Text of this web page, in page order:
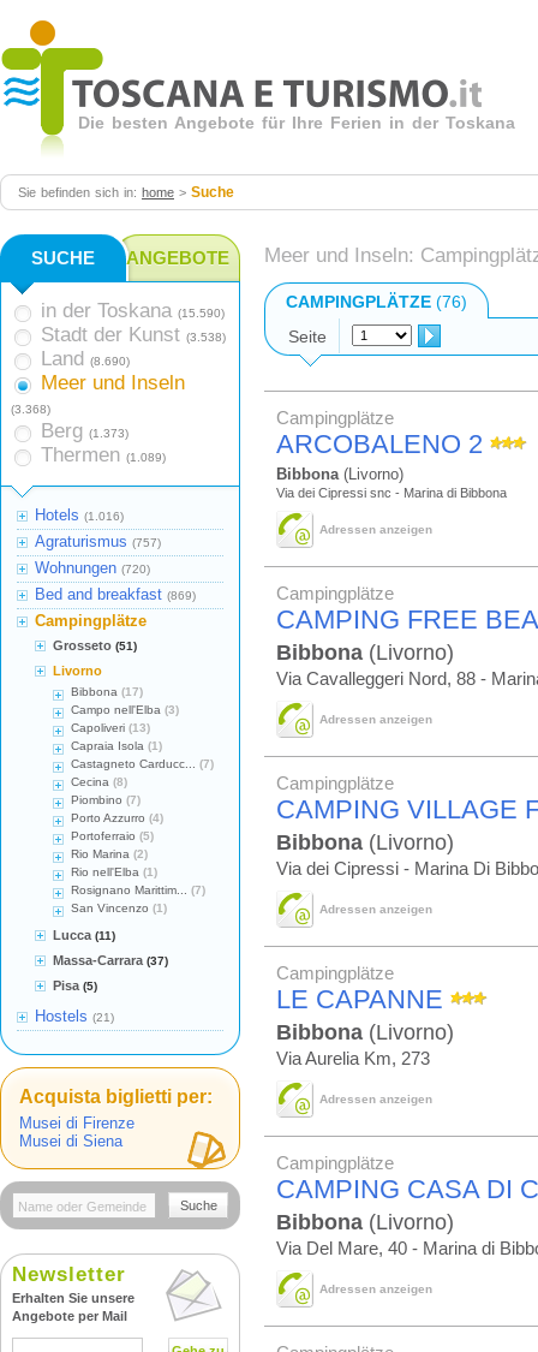
Die besten Angebote für Ihre Ferien in der Toskana
Sie befinden sich in: home > Suche
Meer und Inseln:
CAMPINGPLÄTZE (76)
Seite
Campingplätze
ARCOBALENO 2
Bibbona(Livorno)
Via dei Cipressi snc - Marina di Bibbona
Adressen anzeigen
Campingplätze
CAMPING FREE
Bibbona (Livorno)
Via Cavalleggeri Nord, 88 -
Adressen anzeigen
Campingplätze
CAMPING VILLAGE
Bibbona (Livorno)
Via dei Cipressi - Marina Di
Adressen anzeigen
Campingplätze
LE CAPANNE
Bibbona (Livorno)
Via Aurelia Km, 273
Adressen anzeigen
Campingplätze
CAMPING CASA DI
Bibbona (Livorno)
Via Del Mare, 40 - Marina di
Adressen anzeigen
SUCHE ANGEBOTE
in der Toskana (15.590)
Stadt der Kunst (3.538)
Land (8.690)
Meer und Inseln
(3.368)
Berg (1.373)
Thermen (1.089)
Hotels (1.016)
Agraturismus (757)
Wohnungen (720)
Bed and breakfast (869)
Campingplätze
Grosseto (51)
Livorno
Bibbona (17)
Campo nell'Elba (3)
Capoliveri (13)
Capraia Isola (1)
Castagneto Carducc...
(7)
Cecina (8)
Piombino (7)
Porto Azzurro (4)
Portoferraio (5)
Rio Marina (2)
Rio nell'Elba (1)
Rosignano Marittim...
(7)
San Vincenzo (1)
Lucca (11)
Massa-Carrara (37)
Pisa (5)
Hostels (21)
Acquista biglietti per:
Musei di Firenze
Musei di Siena
Suche
Newsletter
Erhalten Sie unsere
Angebote per Mail